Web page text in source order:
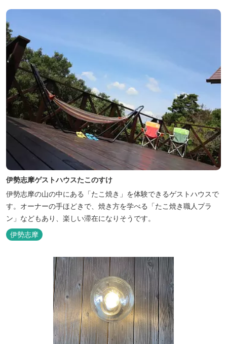
伊勢志摩ゲストハウスたこのすけ
伊勢志摩の山の中にある「たこ焼き」を体験できるゲストハウスで
す。オーナーの手ほどきで、焼き方を学べる「たこ焼き職人プラ
ン」などもあり、楽しい滞在になりそうです。
伊勢志摩